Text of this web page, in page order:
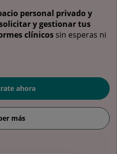
personal privado y
y gestionar tus
clínicos sin esperas ni
ahora
más